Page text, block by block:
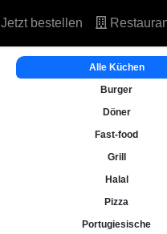
Jetzt bestellen
Alle Küchen
Burger
Döner
Fast-food
Grill
Halal
Pizza
Portugiesische